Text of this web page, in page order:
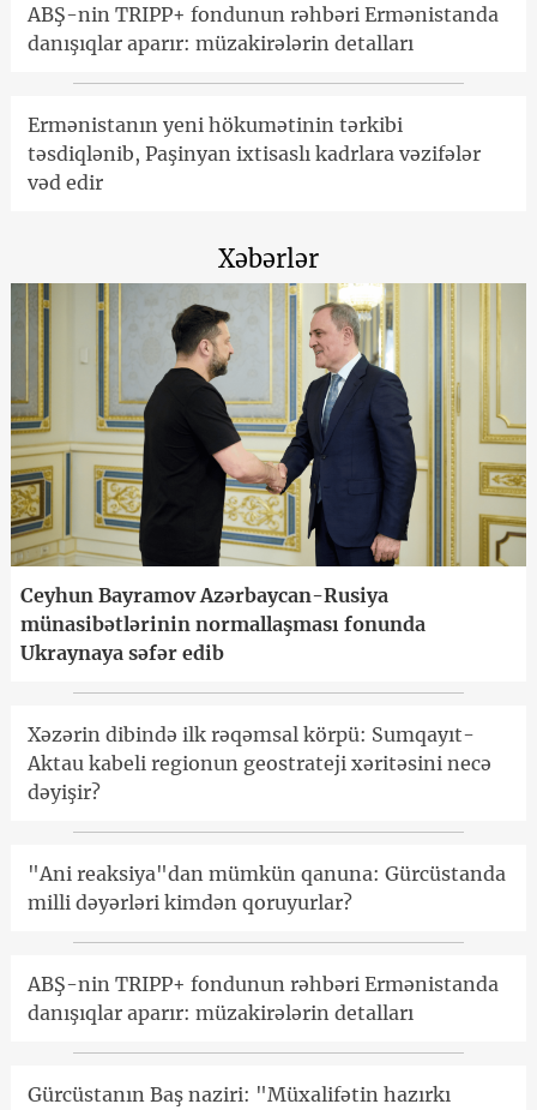
ABŞ-nin TRIPP+ fondunun rəhbəri Ermənistanda
danışıqlar aparır: müzakirələrin detalları
Ermənistanın yeni hökumətinin tərkibi
təsdiqlənib, Paşinyan ixtisaslı kadrlara vəzifələr
vəd edir
Xəbərlər
Ceyhun Bayramov Azərbaycan-Rusiya
münasibətlərinin normallaşması fonunda
Ukraynaya səfər edib
Xəzərin dibində ilk rəqəmsal körpü: Sumqayıt-
Aktau kabeli regionun geostrateji xəritəsini necə
dəyişir?
"Ani reaksiya"dan mümkün qanuna: Gürcüstanda
milli dəyərləri kimdən qoruyurlar?
ABŞ-nin TRIPP+ fondunun rəhbəri Ermənistanda
danışıqlar aparır: müzakirələrin detalları
Gürcüstanın Baş naziri: "Müxalifətin hazırkı